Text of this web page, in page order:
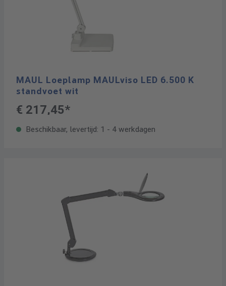
MAUL Loeplamp MAULviso LED 6.500 K
standvoet wit
€ 217,45*
Beschikbaar, levertijd: 1 - 4 werkdagen